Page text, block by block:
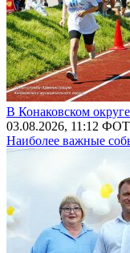
В Конаковском
03.08.2026, 11:12
Наиболее важные